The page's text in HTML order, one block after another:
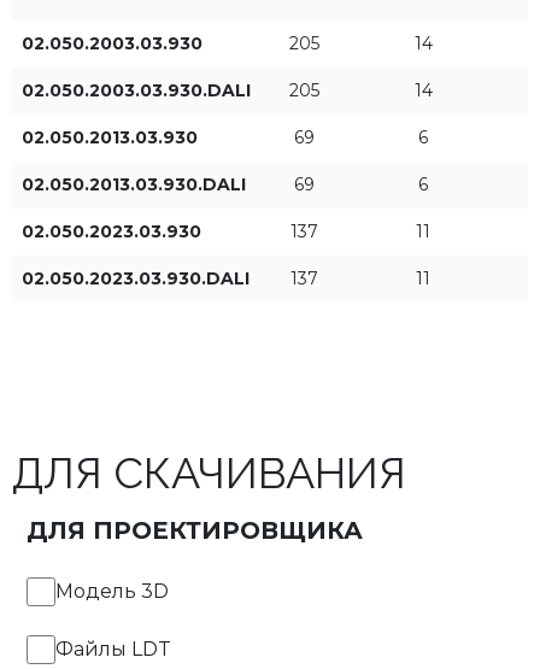
[Вт]
светильника [лм]
02.050.2003.03.930 205 14
02.050.2003.03.930.DALI 205 14
02.050.2013.03.930 69 6
02.050.2013.03.930.DALI 69 6
02.050.2023.03.930 137 11
02.050.2023.03.930.DALI 137 11
ДЛЯ СКАЧИВАНИЯ
ДЛЯ ПРОЕКТИРОВЩИКА
Модель 3D
Файлы LDT